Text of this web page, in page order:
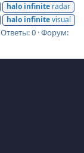
halo infinite radar
halo infinitevisual
Ответы: 0 Форум: